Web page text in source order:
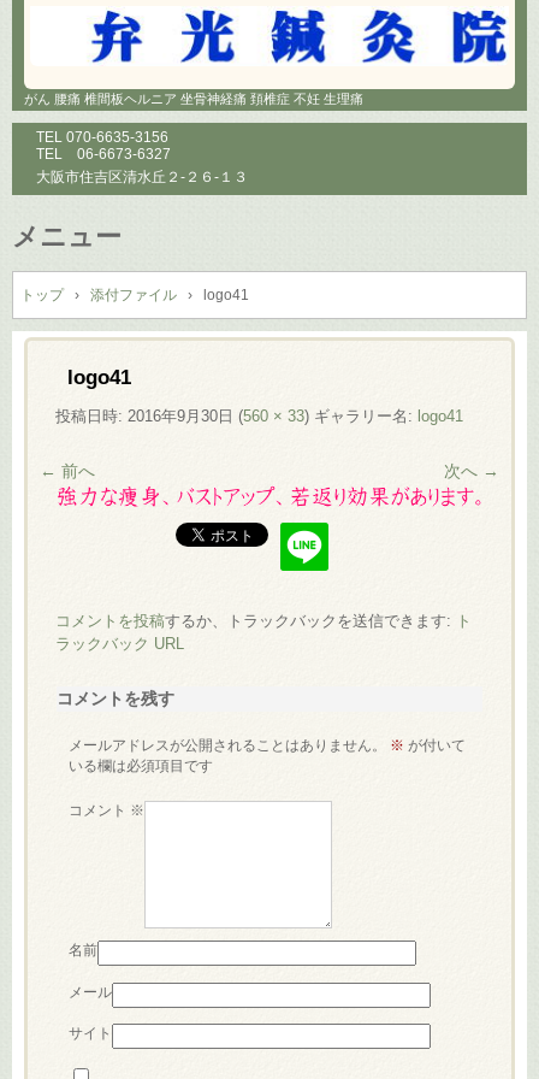
がん 腰痛 椎間板ヘルニア 坐骨神経痛 頚椎症 不妊 生理痛
TEL 070-6635-3156
TEL 06-6673-6327
大阪市住吉区清水丘２-２６-１３
メニュー
コ
ン
テ
ン
トップ › 添付ファイル › logo41
logo41
投稿日時: 2016年9月30日 (560 × 33) ギャラリー名: logo41
← 前へ 次へ →
コメントを投稿するか、トラックバックを送信できます:
ト
ラックバック URL
コメントを残す
メールアドレスが公開されることはありません。 ※ が付いて
いる欄は必須項目です
コメント ※
名前
メール
サイト